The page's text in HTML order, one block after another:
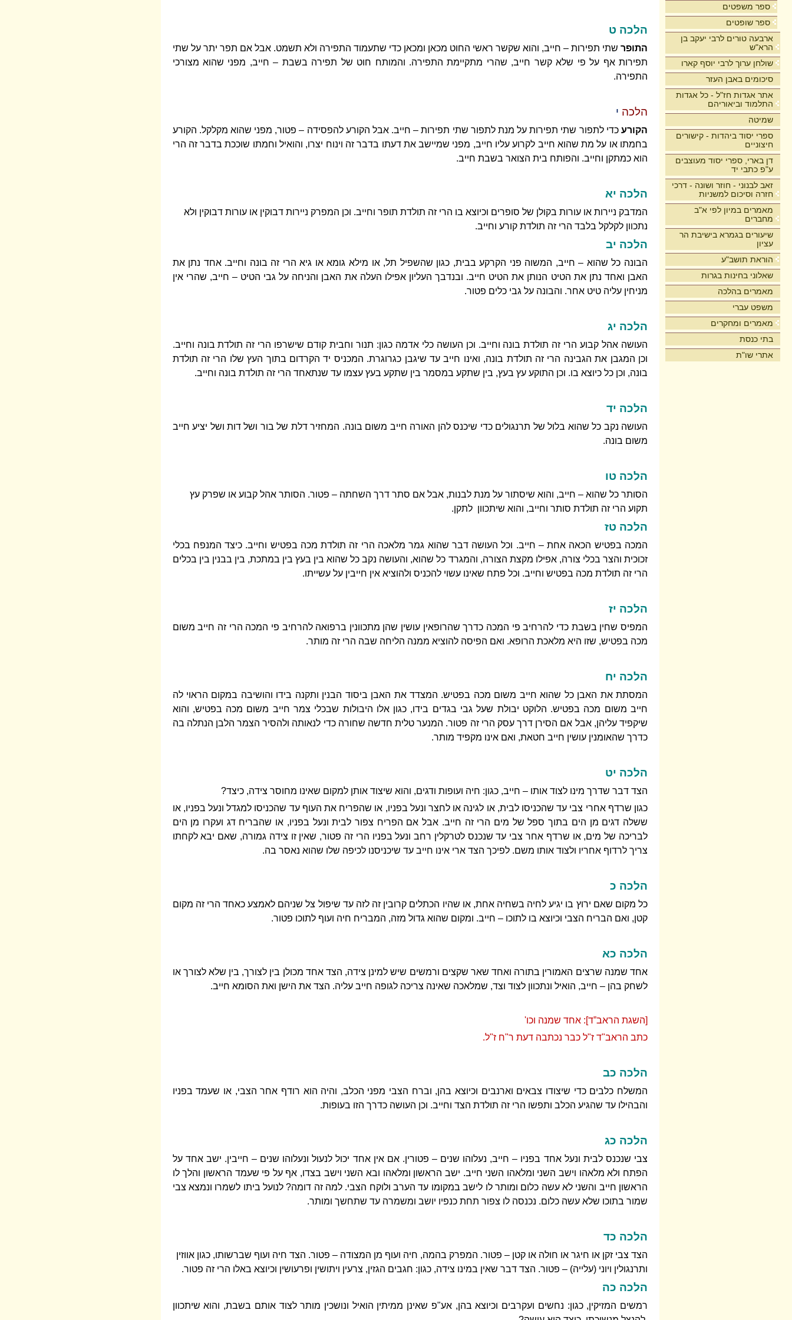
ספר משפטים
ספר שופטים
ארבעה טורים לרבי יעקב בן
הרא"ש
שולחן ערוך לרבי יוסף קארו
סיכומים באבן העזר
אתר אגדות חז"ל - כל אגדות
התלמוד וביאוריהם
שמיטה
ספרי יסוד ביהדות - קישורים
חיצוניים
דן בארי, ספרי יסוד מעוצבים
ע"פ כתבי יד
זאב לבנוני - חוזר ושונה - דרכי
חזרה וסיכום למשניות
מאמרים במיון לפי א"ב
מחברים
שיעורים בגמרא בישיבת הר
עציון
הוראת תושב"ע
שאלוני בחינות בגרות
מאמרים בהלכה
משפט עברי
מאמרים ומחקרים
בתי כנסת
אתרי שו"ת
הלכה ט
התופר שתי תפירות – חייב, והוא שקשר ראשי החוט מכאן ומכאן כדי שתעמוד התפירה ולא תשמט. אבל אם תפר יתר על שתי
תפירות אף על פי שלא קשר חייב, שהרי מתקיימת התפירה. והמותח חוט של תפירה בשבת – חייב, מפני שהוא מצורכי
התפירה.
הלכה י
הקורעכדי לתפור שתי תפירות על מנת לתפור שתי תפירות – חייב. אבל הקורע להפסידה – פטור, מפני שהוא מקלקל. הקורע
בחמתו או על מת שהוא חייב לקרוע עליו חייב, מפני שמיישב את דעתו בדבר זה וינוח יצרו, והואיל וחמתו שוככת בדבר זה הרי
הוא כמתקן וחייב. והפותח בית הצואר בשבת חייב.
הלכה יא
המדבק ניירות או עורות בקולן של סופרים וכיוצא בו הרי זה תולדת תופר וחייב. וכן המפרק ניירות דבוקין או עורות דבוקין ולא
נתכוון לקלקל בלבד הרי זה תולדת קורע וחייב.
הלכה יב
הבונה כל שהוא – חייב, המשוה פני הקרקע בבית, כגון שהשפיל תל, או מילא גומא או גיא הרי זה בונה וחייב. אחד נתן את
האבן ואחד נתן את הטיט הנותן את הטיט חייב. ובנדבך העליון אפילו העלה את האבן והניחה על גבי הטיט – חייב, שהרי אין
מניחין עליה טיט אחר. והבונה על גבי כלים פטור.
הלכה יג
העושה אהל קבוע הרי זה תולדת בונה וחייב. וכן העושה כלי אדמה כגון: תנור וחבית קודם שישרפו הרי זה תולדת בונה וחייב.
וכן המגבן את הגבינה הרי זה תולדת בונה, ואינו חייב עד שיגבן כגרוגרת. המכניס יד הקרדום בתוך העץ שלו הרי זה תולדת
בונה, וכן כל כיוצא בו. וכן התוקע עץ בעץ, בין שתקע במסמר בין שתקע בעץ עצמו עד שנתאחד הרי זה תולדת בונה וחייב.
הלכה יד
העושה נקב כל שהוא בלול של תרנגולים כדי שיכנס להן האורה חייב משום בונה. המחזיר דלת של בור ושל דות ושל יציע חייב
משום בונה.
הלכה טו
הסותר כל שהוא – חייב, והוא שיסתור על מנת לבנות, אבל אם סתר דרך השחתה – פטור. הסותר אהל קבוע או שפרק עץ
תקוע הרי זה תולדת סותר וחייב, והוא שיתכוון לתקן.
הלכה טז
המכה בפטיש הכאה אחת – חייב. וכל העושה דבר שהוא גמר מלאכה הרי זה תולדת מכה בפטיש וחייב. כיצד המנפח בכלי
זכוכית והצר בכלי צורה, אפילו מקצת הצורה, והמגרד כל שהוא, והעושה נקב כל שהוא בין בעץ בין במתכת, בין בבנין בין בכלים
הרי זה תולדת מכה בפטיש וחייב. וכל פתח שאינו עשוי להכניס ולהוציא אין חייבין על עשייתו.
הלכה יז
המפיס שחין בשבת כדי להרחיב פי המכה כדרך שהרופאין עושין שהן מתכוונין ברפואה להרחיב פי המכה הרי זה חייב משום
מכה בפטיש, שזו היא מלאכת הרופא. ואם הפיסה להוציא ממנה הליחה שבה הרי זה מותר.
הלכה יח
המסתת את האבן כל שהוא חייב משום מכה בפטיש. המצדד את האבן ביסוד הבנין ותקנה בידו והושיבה במקום הראוי לה
חייב משום מכה בפטיש. הלוקט יבולת שעל גבי בגדים בידו, כגון אלו היבולות שבכלי צמר חייב משום מכה בפטיש, והוא
שיקפיד עליהן, אבל אם הסירן דרך עסק הרי זה פטור. המנער טלית חדשה שחורה כדי לנאותה ולהסיר הצמר הלבן הנתלה בה
כדרך שהאומנין עושין חייב חטאת, ואם אינו מקפיד מותר.
הלכה יט
הצד דבר שדרך מינו לצוד אותו – חייב, כגון: חיה ועופות ודגים, והוא שיצוד אותן למקום שאינו מחוסר צידה, כיצד?
כגון שרדף אחרי צבי עד שהכניסו לבית, או לגינה או לחצר ונעל בפניו, או שהפריח את העוף עד שהכניסו למגדל ונעל בפניו, או
ששלה דגים מן הים בתוך ספל של מים הרי זה חייב. אבל אם הפריח צפור לבית ונעל בפניו, או שהבריח דג ועקרו מן הים
לבריכה של מים, או שרדף אחר צבי עד שנכנס לטרקלין רחב ונעל בפניו הרי זה פטור, שאין זו צידה גמורה, שאם יבא לקחתו
צריך לרדוף אחריו ולצוד אותו משם. לפיכך הצד ארי אינו חייב עד שיכניסנו לכיפה שלו שהוא נאסר בה.
הלכה כ
כל מקום שאם ירוץ בו יגיע לחיה בשחיה אחת, או שהיו הכתלים קרובין זה לזה עד שיפול צל שניהם לאמצע כאחד הרי זה מקום
קטן, ואם הבריח הצבי וכיוצא בו לתוכו – חייב. ומקום שהוא גדול מזה, המבריח חיה ועוף לתוכו פטור.
הלכה כא
אחד שמנה שרצים האמורין בתורה ואחד שאר שקצים ורמשים שיש למינן צידה, הצד אחד מכולן בין לצורך, בין שלא לצורך או
לשחק בהן – חייב, הואיל ונתכוון לצוד וצד, שמלאכה שאינה צריכה לגופה חייב עליה. הצד את הישן ואת הסומא חייב.
[השגת הראב”ד]: אחד שמנה וכו'
כתב הראב"ד ז"ל כבר נכתבה דעת ר"ח ז"ל.
הלכה כב
המשלח כלבים כדי שיצודו צבאים וארנבים וכיוצא בהן, וברח הצבי מפני הכלב, והיה הוא רודף אחר הצבי, או שעמד בפניו
והבהילו עד שהגיע הכלב ותפשו הרי זה תולדת הצד וחייב. וכן העושה כדרך הזו בעופות.
הלכה כג
צבי שנכנס לבית ונעל אחד בפניו – חייב, נעלוהו שנים – פטורין. אם אין אחד יכול לנעול ונעלוהו שנים – חייבין. ישב אחד על
הפתח ולא מלאהו וישב השני ומלאהו השני חייב. ישב הראשון ומלאהו ובא השני וישב בצדו, אף על פי שעמד הראשון והלך לו
הראשון חייב והשני לא עשה כלום ומותר לו לישב במקומו עד הערב ולוקח הצבי. למה זה דומה? לנועל ביתו לשמרו ונמצא צבי
שמור בתוכו שלא עשה כלום. נכנסה לו צפור תחת כנפיו יושב ומשמרה עד שתחשך ומותר.
הלכה כד
הצד צבי זקן או חיגר או חולה או קטן – פטור. המפרק בהמה, חיה ועוף מן המצודה – פטור. הצד חיה ועוף שברשותו, כגון אווזין
ותרנגולין ויוני (עלייה) – פטור. הצד דבר שאין במינו צידה, כגון: חגבים הגזין, צרעין ויתושין ופרעושין וכיוצא באלו הרי זה פטור.
הלכה כה
רמשים המזיקין, כגון: נחשים ועקרבים וכיוצא בהן, אע"פ שאינן ממיתין הואיל ונושכין מותר לצוד אותם בשבת, והוא שיתכוון